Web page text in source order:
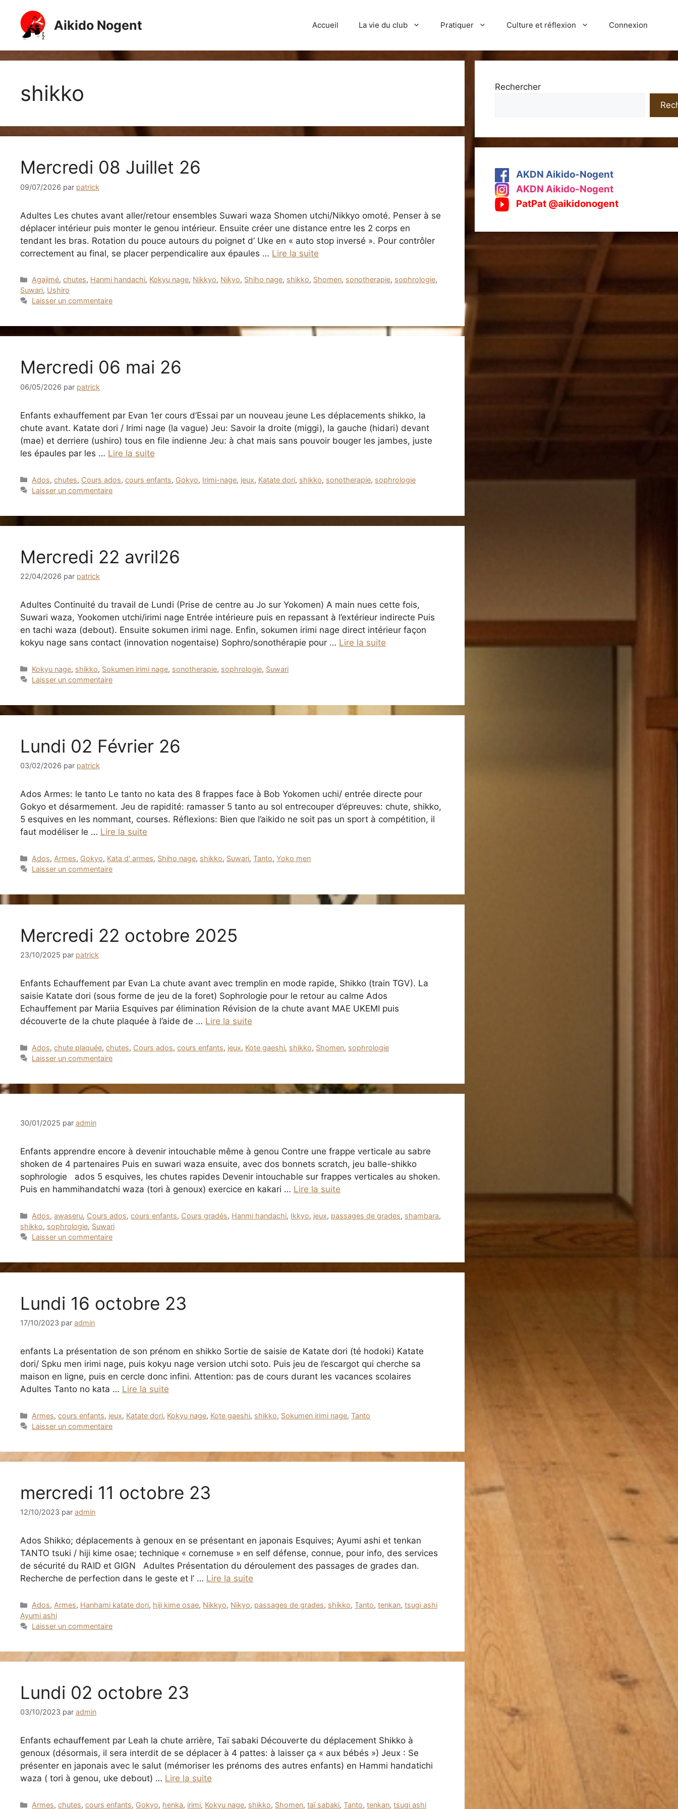
contenu
Aikido Nogent Accueil La vie du club Pratiquer Culture et réflexion Connexion
shikko
Mercredi 08 Juillet 26
09/07/2026 par patrick
Adultes Les chutes avant aller/retour ensembles Suwari waza Shomen utchi/Nikkyo omoté. Penser à se
déplacer intérieur puis monter le genou intérieur. Ensuite créer une distance entre les 2 corps en
tendant les bras. Rotation du pouce autours du poignet d’ Uke en « auto stop inversé ». Pour contrôler
correctement au final, se placer perpendicalire aux épaules … Lire la suite
Catégories
Agajimé,chutes, Hanmi handachi, Kokyu nage, Nikkyo, Nikyo, Shiho nage, shikko, Shomen, sonotherapie, sophrologie,
Suwari, Ushiro
Laisser un commentaire
Mercredi 06 mai 26
06/05/2026 par patrick
Enfants exhauffement par Evan 1er cours d’Essai par un nouveau jeune Les déplacements shikko, la
chute avant. Katate dori / Irimi nage (la vague) Jeu: Savoir la droite (miggi), la gauche (hidari) devant
(mae) et derriere (ushiro) tous en file indienne Jeu: à chat mais sans pouvoir bouger les jambes, juste
les épaules par les … Lire la suite
Catégories
Ados,chutes, Cours ados,cours enfants, Gokyo, Irimi-nage, jeux, Katate dori, shikko, sonotherapie, sophrologie
Laisser un commentaire
Mercredi 22 avril26
22/04/2026 par patrick
Adultes Continuité du travail de Lundi (Prise de centre au Jo sur Yokomen) A main nues cette fois,
Suwari waza, Yookomen utchi/irimi nage Entrée intérieure puis en repassant à l’extérieur indirecte Puis
en tachi waza (debout). Ensuite sokumen irimi nage. Enfin, sokumen irimi nage direct intérieur façon
kokyu nage sans contact (innovation nogentaise) Sophro/sonothérapie pour … Lire la suite
Catégories
Kokyu nage, shikko, Sokumen irimi nage, sonotherapie, sophrologie, Suwari
Laisser un commentaire
Lundi 02 Février 26
03/02/2026 par patrick
Ados Armes: le tanto Le tanto no kata des 8 frappes face à Bob Yokomen uchi/ entrée directe pour
Gokyo et désarmement. Jeu de rapidité: ramasser 5 tanto au sol entrecouper d’épreuves: chute, shikko,
5 esquives en les nommant, courses. Réflexions: Bien que l’aikido ne soit pas un sport à compétition, il
faut modéliser le … Lire la suite
Catégories
Ados, Armes, Gokyo, Kata d' armes, Shiho nage, shikko, Suwari,Tanto,Yoko men
Laisser un commentaire
Mercredi 22 octobre 2025
23/10/2025 par patrick
Enfants Echauffement par Evan La chute avant avec tremplin en mode rapide, Shikko (train TGV). La
saisie Katate dori (sous forme de jeu de la foret) Sophrologie pour le retour au calme Ados
Echauffement par Mariia Esquives par élimination Révision de la chute avant MAE UKEMI puis
découverte de la chute plaquée à l’aide de … Lire la suite
Catégories
Ados,chute plaquée,chutes, Cours ados,cours enfants, jeux, Kote gaeshi, shikko, Shomen, sophrologie
Laisser un commentaire
30/01/2025 par admin
Enfants apprendre encore à devenir intouchable même à genou Contre une frappe verticale au sabre
shoken de 4 partenaires Puis en suwari waza ensuite, avec dos bonnets scratch, jeu balle-shikko
sophrologie ados 5 esquives, les chutes rapides Devenir intouchable sur frappes verticales au shoken.
Puis en hammihandatchi waza (tori à genoux) exercice en kakari … Lire la suite
Catégories
Ados,awaseru, Cours ados,cours enfants, Cours gradés, Hanmi handachi, Ikkyo, jeux, passages de grades, shambara,
shikko, sophrologie, Suwari
Laisser un commentaire
Lundi 16 octobre 23
17/10/2023 par admin
enfants La présentation de son prénom en shikko Sortie de saisie de Katate dori (té hodoki) Katate
dori/ Spku men irimi nage, puis kokyu nage version utchi soto. Puis jeu de l’escargot qui cherche sa
maison en ligne, puis en cercle donc infini. Attention: pas de cours durant les vacances scolaires
Adultes Tanto no kata … Lire la suite
Catégories
Armes,cours enfants, jeux, Katate dori, Kokyu nage, Kote gaeshi, shikko, Sokumen irimi nage,Tanto
Laisser un commentaire
mercredi 11 octobre 23
12/10/2023 par admin
Ados Shikko; déplacements à genoux en se présentant en japonais Esquives; Ayumi ashi et tenkan
TANTO tsuki / hiji kime osae; technique « cornemuse » en self défense, connue, pour info, des services
de sécurité du RAID et GIGN Adultes Présentation du déroulement des passages de grades dan.
Recherche de perfection dans le geste et l’ … Lire la suite
Catégories
Ados, Armes, Hanhami katate dori, hiji kime osae, Nikkyo, Nikyo, passages de grades, shikko,Tanto,tenkan,tsugi ashi
Ayumi ashi
Laisser un commentaire
Lundi 02 octobre 23
03/10/2023 par admin
Enfants echauffement par Leah la chute arrière, Taï sabaki Découverte du déplacement Shikko à
genoux (désormais, il sera interdit de se déplacer à 4 pattes: à laisser ça « aux bébés ») Jeux : Se
présenter en japonais avec le salut (mémoriser les prénoms des autres enfants) en Hammi handatichi
waza ( tori à genou, uke debout) … Lire la suite
Catégories
Armes,chutes,cours enfants, Gokyo, henka, irimi, Kokyu nage, shikko, Shomen,taï sabaki,Tanto,tenkan,tsugi ashi
Rechercher
AKDN Aikido-Nogent
AKDN Aikido-Nogent
PatPat @aikidonogent